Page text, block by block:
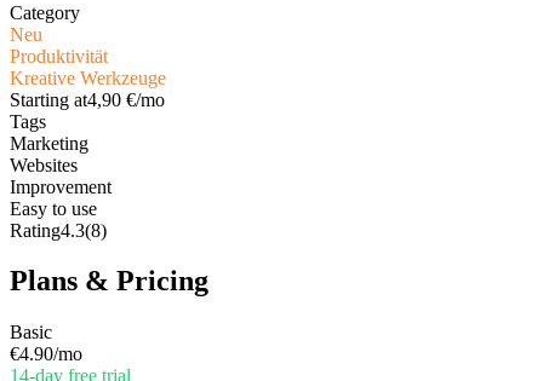
Category
Neu
Produktivität
Kreative Werkzeuge
Starting at4,90 €/mo
Tags
Marketing
Websites
Improvement
Easy to use
Rating4.3(8)
Plans & Pricing
Basic
€4.90/mo
14-day free trial